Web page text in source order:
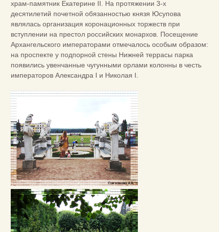
храм-памятник Екатерине II. На протяжении 3-х
десятилетий почетной обязанностью князя Юсупова
являлась организация коронационных торжеств при
вступлении на престол российских монархов. Посещение
Архангельского императорами отмечалось особым образом:
на проспекте у подпорной стены Нижней террасы парка
появились увенчанные чугунными орлами колонны в честь
императоров Александра I и Николая I.